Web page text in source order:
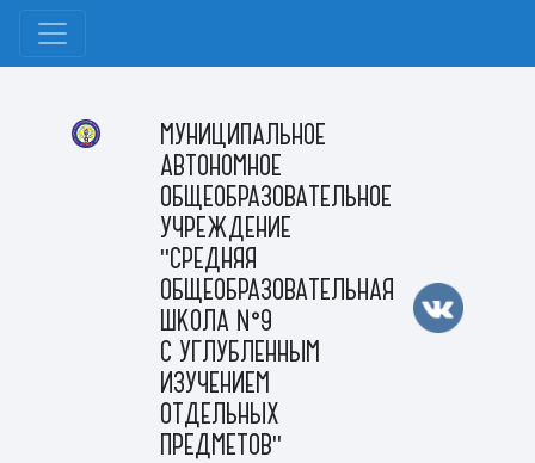
МУНИЦИПАЛЬНОЕ
АВТОНОМНОЕ
ОБЩЕОБРАЗОВАТЕЛЬНОЕ
УЧРЕЖДЕНИЕ
"СРЕДНЯЯ
ОБЩЕОБРАЗОВАТЕЛЬНАЯ
ШКОЛА №9
С УГЛУБЛЕННЫМ
ИЗУЧЕНИЕМ
ОТДЕЛЬНЫХ
ПРЕДМЕТОВ"